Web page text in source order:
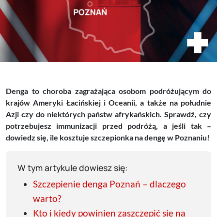
Denga to choroba zagrażająca osobom podróżującym do
krajów Ameryki Łacińskiej i Oceanii, a także na południe
Azji czy do niektórych państw afrykańskich. Sprawdź, czy
potrzebujesz immunizacji przed podróżą, a jeśli tak –
dowiedz się, ile kosztuje szczepionka na dengę w Poznaniu!
W tym artykule dowiesz się:
Szczepienie denga Poznań – dlaczego
warto?
Kto i kiedy powinien zaszczepić się na